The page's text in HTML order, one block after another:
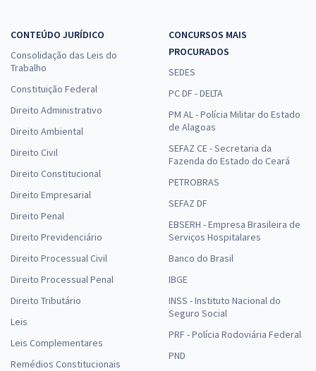
CONTEÚDO JURÍDICO
Consolidação das Leis do
Trabalho
Constituição Federal
Direito Administrativo
Direito Ambiental
Direito Civil
Direito Constitucional
Direito Empresarial
Direito Penal
Direito Previdenciário
Direito Processual Civil
Direito Processual Penal
Direito Tributário
Leis
Leis Complementares
Remédios Constitucionais
CONCURSOS MAIS
PROCURADOS
SEDES
PC DF - DELTA
PM AL - Polícia Militar do Estado
de Alagoas
SEFAZ CE - Secretaria da
Fazenda do Estado do Ceará
PETROBRAS
SEFAZ DF
EBSERH - Empresa Brasileira de
Serviços Hospitalares
Banco do Brasil
IBGE
INSS - Instituto Nacional do
Seguro Social
PRF - Polícia Rodoviária Federal
PND